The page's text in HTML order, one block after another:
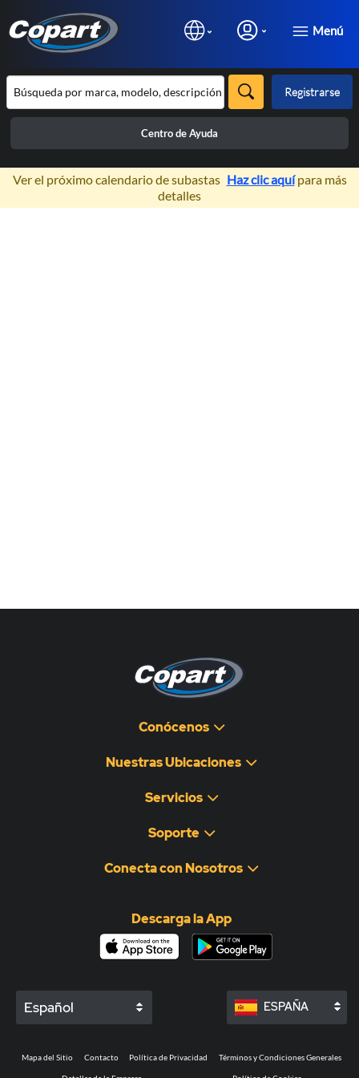
Menú
Registrarse
Centro de Ayuda
×
Ver el próximo calendario de subastas Haz clic aquípara más
detalles
Conócenos
Nuestras Ubicaciones
Servicios
Soporte
Conecta con Nosotros
Descarga la App
Español ESPAÑA
Mapa del Sitio Contacto Política de Privacidad Términos y Condiciones Generales